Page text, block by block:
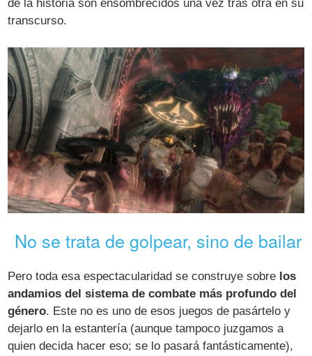
de la historia son ensombrecidos una vez tras otra en su
transcurso.
No se trata de golpear, sino de bailar
Pero toda esa espectacularidad se construye sobre los
andamios del sistema de combate más profundo del
género. Este no es uno de esos juegos de pasártelo y
dejarlo en la estantería (aunque tampoco juzgamos a
quien decida hacer eso; se lo pasará fantásticamente),